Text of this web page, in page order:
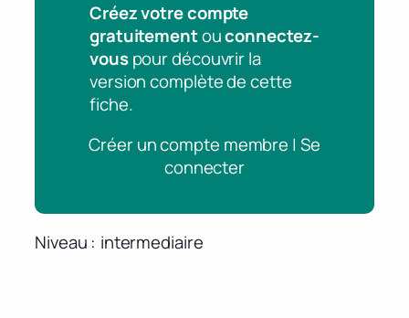
Créez votre compte
gratuitementouconnectez-
vouspour découvrir la
version complète de cette
fiche.
Créer un compte membre | Se
connecter
Niveau intermediaire